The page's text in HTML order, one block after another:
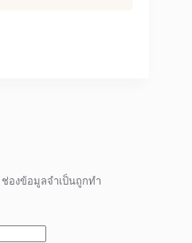
ช่องข้อมูลจำเป็นถูกทำ